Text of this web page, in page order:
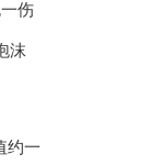
伤
沫
约一